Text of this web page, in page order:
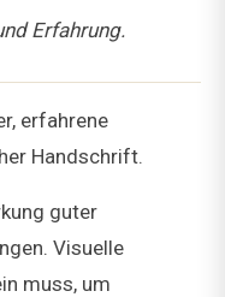
Erfahrung.
erfahrene
Handschrift.
guter
Visuelle
muss, um